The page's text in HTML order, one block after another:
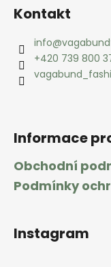
Kontakt
info@
+420 739 800
Informace
Obchodní
Podmínky
Instagram